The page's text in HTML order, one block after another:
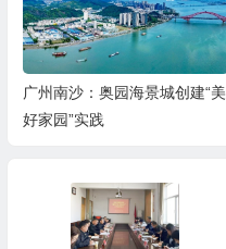
广州南沙：奥园海景城创建“美
好家园”实践